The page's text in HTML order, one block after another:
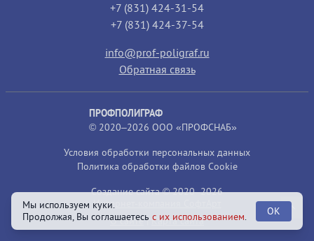
+7 (831) 424-31-54
+7 (831) 424-37-54
info@prof-poligraf.ru
Обратная связь
ПРОФПОЛИГРАФ
© 2020–2026 ООО «ПРОФСНАБ»
Условия обработки персональных данных
Политика обработки файлов Cookie
Создание сайта © 2020–2026
Интернет-компания СофтАрт
О сайте| Карта сайта
Мы используем куки.
Продолжая, Вы соглашаетесь с их использованием. OK